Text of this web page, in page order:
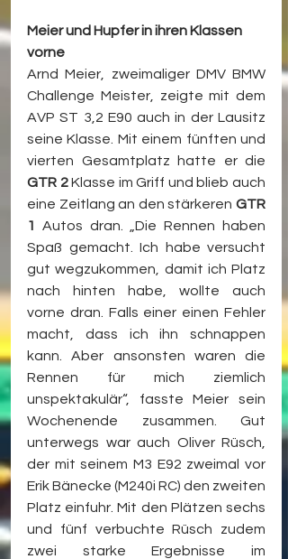
Meier und Hupfer in ihren Klassen
vorne
Arnd Meier, zweimaliger DMV BMW
Challenge Meister, zeigte mit dem
AVP ST 3,2 E90 auch in der Lausitz
seine Klasse. Mit einem fünften und
GTR 2 Klasse im Griff und blieb auch
eine Zeitlang an den stärkeren GTR
1
Autos dran. „Die Rennen haben
Spaß gemacht. Ich habe versucht
gut wegzukommen, damit ich Platz
nach hinten habe, wollte auch
vorne dran. Falls einer einen Fehler
macht, dass ich ihn schnappen
kann. Aber ansonsten waren die
Rennen für mich ziemlich
unspektakulär“, fasste Meier sein
Wochenende zusammen. Gut
unterwegs war auch Oliver Rüsch,
der mit seinem M3 E92 zweimal vor
Erik Bänecke (M240i RC) den zweiten
Platz einfuhr. Mit den Plätzen sechs
und fünf verbuchte Rüsch zudem
zwei starke Ergebnisse im